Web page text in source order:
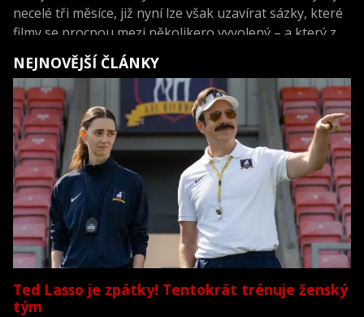
necelé tři měsíce, již nyní lze však uzavírat sázky, které
filmy se procpou mezi několikero vyvolený – a který z
nich si sáhne na cenu nejvyšší. Část snímků, které
budou tvořit filmový odkaz roku 2015, již došlo české
premiéry, jiné k nám dorazí až po přelomu roku. I tento
rok nás čeká přemíra životopisných trháků, které však
paradoxně zvyšují šanci, že vyhraje někdo docela
odlišný.
NEJNOVĚJŠÍ ČLÁNKY
Ted Lasso je zpátky! Tentokrát trénuje ženský
tým